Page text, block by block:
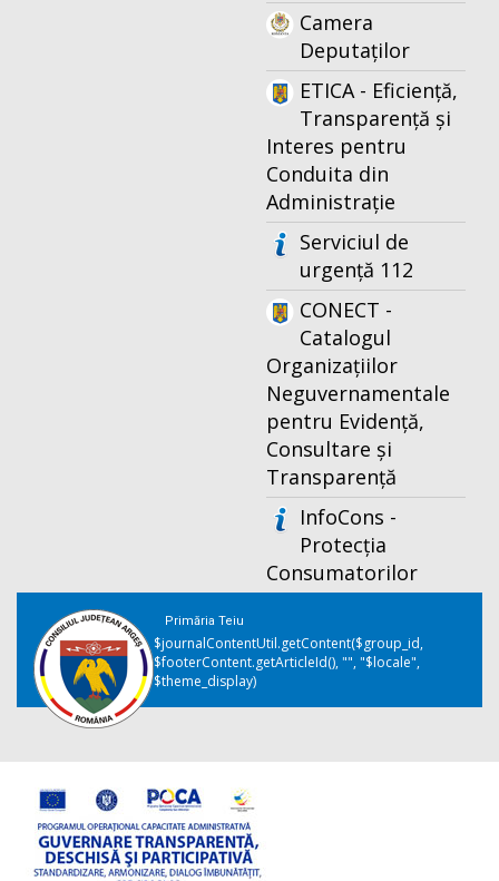
Camera
Deputaților
ETICA - Eficiență,
Transparență și
Interes pentru
Conduita din
Administrație
Serviciul de
urgență 112
CONECT -
Catalogul
Organizațiilor
Neguvernamentale
pentru Evidență,
Consultare și
Transparență
InfoCons -
Protecția
Consumatorilor
Primăria Teiu
$journalContentUtil.getContent($group_id,
$footerContent.getArticleId(), "", "$locale",
$theme_display)